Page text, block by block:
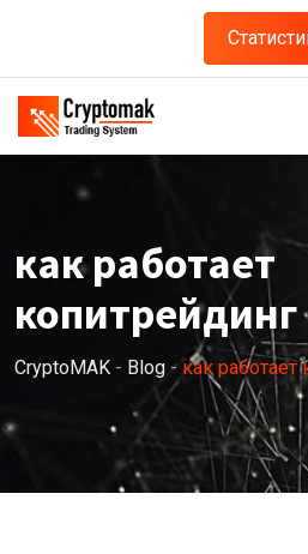
content
как работает
копитрейдинг
CryptoMAK - Blog - как работает